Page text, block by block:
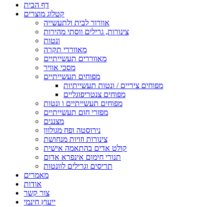
דף הבית
קטלוג מוצרים
אוורור לבית ולתעשייה
צינורות, גרילים ווסתי מהירות
ונטות
מאווררי תקרה
מאווררים תעשייתיים
מסכי אוויר
מפוחים תעשייתיים
מפוחים ציריים / ונטות תעשייתיות
מפוחים צנטריפוגליים
מפוחים תעשייתיים ו ונטות
מפזרי חום תעשייתיים
מצננים
נירוסטה ופח מגולוון
צינורות וזויות מנחושת
קולט אדים בהתאמה אישית
תנורי חימום אינפרא אדום
תריסים וגרילים לוונטות
מאמרים
אודות
צור קשר
ייעוץ חינמי